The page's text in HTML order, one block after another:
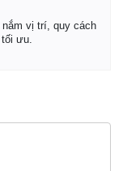
vị trí, quy cách
ưu.